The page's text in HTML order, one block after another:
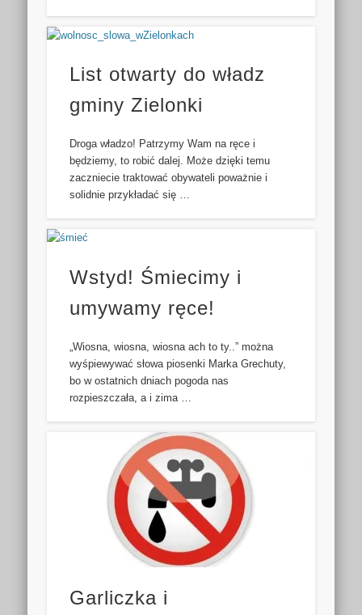
List otwarty do władz
gminy Zielonki
Droga władzo! Patrzymy Wam na ręce i
będziemy, to robić dalej. Może dzięki temu
zaczniecie traktować obywateli poważnie i
solidnie przykładać się …
Wstyd! Śmiecimy i
umywamy ręce!
„Wiosna, wiosna, wiosna ach to ty..” można
wyśpiewywać słowa piosenki Marka Grechuty,
bo w ostatnich dniach pogoda nas
rozpieszczała, a i zima …
Garliczka i